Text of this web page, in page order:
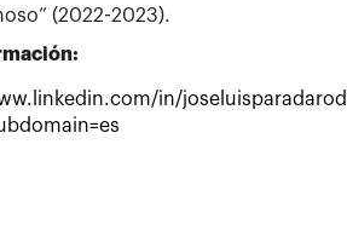
(2022-2023).
in/